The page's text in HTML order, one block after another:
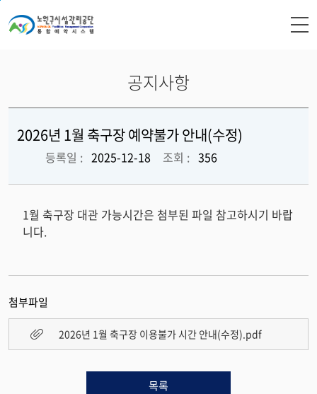
본문 바로가기
공지사항
2026년 1월 축구장 예약불가 안내(수정)
등록일 : 2025-12-18 조회 : 356
1월 축구장 대관 가능시간은 첨부된 파일 참고하시기 바랍
니다.​
첨부파일
2026년 1월 축구장 이용불가 시간 안내(수정).pdf
목록